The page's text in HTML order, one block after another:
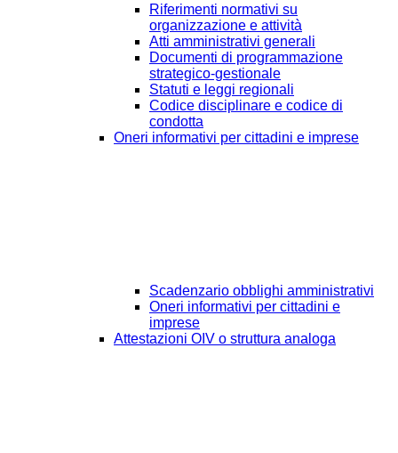
Riferimenti normativi su
organizzazione e attività
Atti amministrativi generali
Documenti di programmazione
strategico-gestionale
Statuti e leggi regionali
Codice disciplinare e codice di
condotta
Oneri informativi per cittadini e imprese
Scadenzario obblighi amministrativi
Oneri informativi per cittadini e
imprese
Attestazioni OIV o struttura analoga